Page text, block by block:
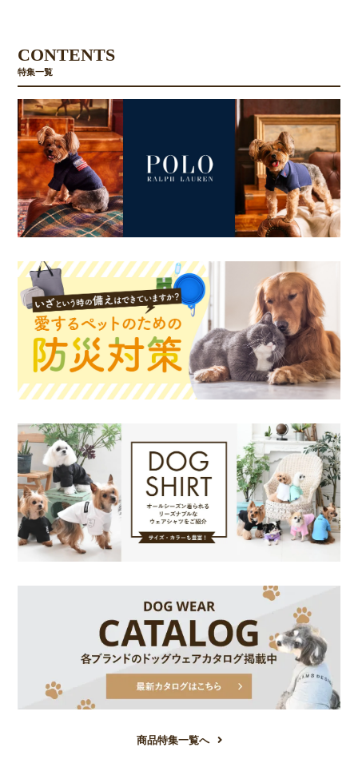
お買い物を続ける カートへ進む
CONTENTS
特集一覧
商品特集一覧へ